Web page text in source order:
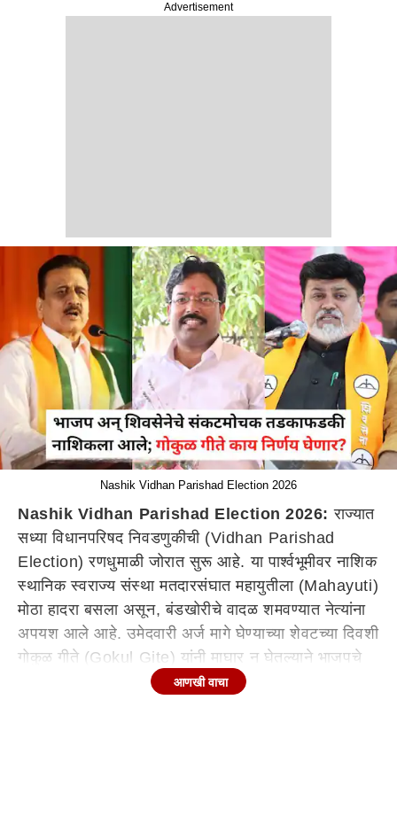
Advertisement
Nashik Vidhan Parishad Election 2026
Nashik Vidhan Parishad Election 2026: राज्यात
सध्या विधानपरिषद निवडणुकीची (Vidhan Parishad
Election) रणधुमाळी जोरात सुरू आहे. या पार्श्वभूमीवर नाशिक
स्थानिक स्वराज्य संस्था मतदारसंघात महायुतीला (Mahayuti)
मोठा हादरा बसला असून, बंडखोरीचे वादळ शमवण्यात नेत्यांना
अपयश आले आहे. उमेदवारी अर्ज मागे घेण्याच्या शेवटच्या दिवशी
गोकुळ गीते (Gokul Gite) यांनी माघार न घेतल्याने भाजपचे
संकटमोचक मानले जाणारे मंत्री गिरीश महाजन (Girish
आणखी वाचा